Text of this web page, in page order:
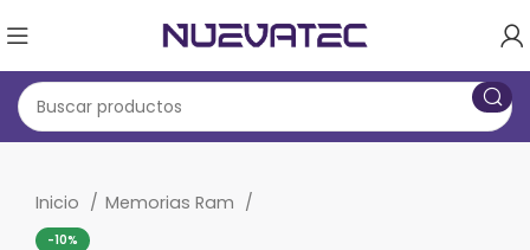
Inicio Memorias Ram
-10%